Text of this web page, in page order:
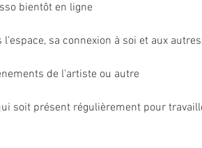
bientôt en ligne
sa connexion à soi et aux
de l'artiste ou autre
soit présent régulièrement pour